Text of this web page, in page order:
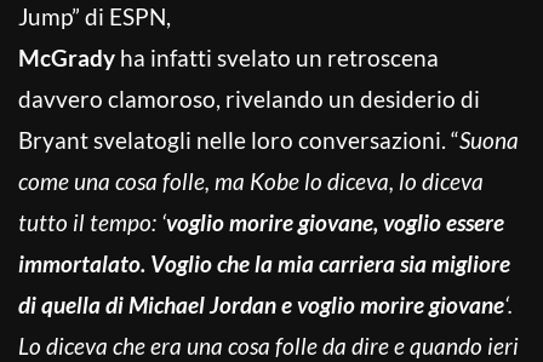
Jump” di ESPN,
McGrady ha infatti svelato un retroscena
davvero clamoroso, rivelando un desiderio di
Bryant svelatogli nelle loro conversazioni. “Suona
come una cosa folle, ma Kobe lo diceva, lo diceva
tutto il tempo: ‘voglio morire giovane, voglio essere
immortalato. Voglio che la mia carriera sia migliore
di quella di Michael Jordan e voglio morire giovane‘.
Lo diceva che era una cosa folle da dire e quando ieri